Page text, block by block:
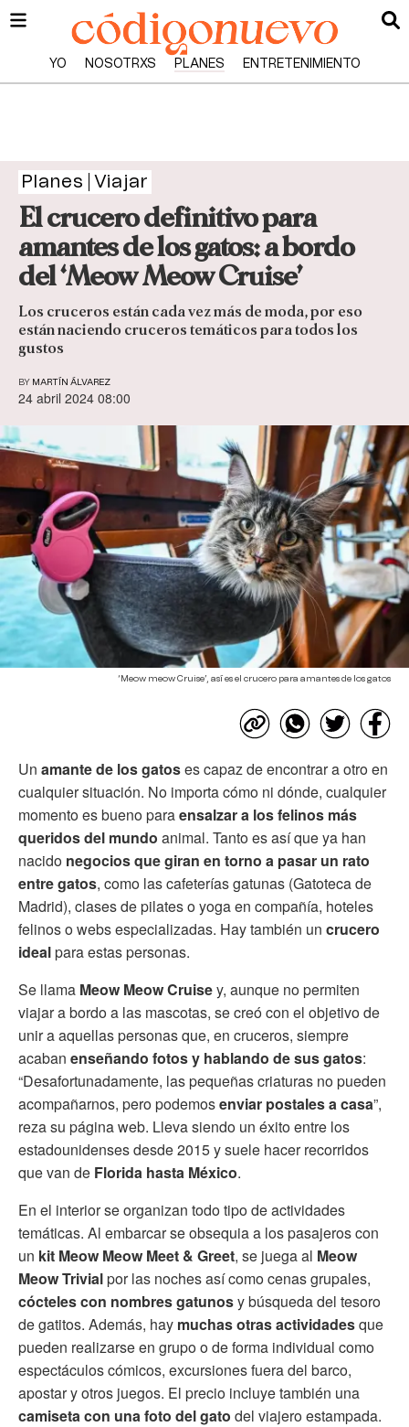
YO NOSOTRXS PLANES ENTRETENIMIENTO
Planes Viajar
El crucero definitivo para
amantes de los gatos: a bordo
del ‘Meow Meow Cruise’
Los cruceros están cada vez más de moda, por eso
están naciendo cruceros temáticos para todos los
gustos
BY MARTÍN ÁLVAREZ
24 abril 2024 08:00
‘Meow meow Cruise’, así es el crucero para amantes de los gatos
Un amante de los gatoses capaz de encontrar a otro en
cualquier situación. No importa cómo ni dónde, cualquier
momento es bueno paraensalzar a los felinos más
queridos del mundo animal. Tanto es así que ya han
nacido negocios que giran en torno a pasar un rato
entre gatos, como las cafeterías gatunas (Gatoteca de
Madrid), clases de pilates o yoga en compañía, hoteles
felinos o webs especializadas. Hay también un crucero
idealpara estas personas.
Se llama Meow Meow Cruisey, aunque no permiten
viajar a bordo a las mascotas, se creó con el objetivo de
unir a aquellas personas que, en cruceros, siempre
acaban enseñando fotos y hablando de sus gatos:
“Desafortunadamente, las pequeñas criaturas no pueden
acompañarnos, pero podemosenviar postales a casa”,
reza su página web. Lleva siendo un éxito entre los
estadounidenses desde 2015 y suele hacer recorridos
que van de Florida hasta México.
En el interior se organizan todo tipo de actividades
temáticas. Al embarcar se obsequia a los pasajeros con
un kit Meow Meow Meet & Greet, se juega al Meow
Meow Trivialpor las noches así como cenas grupales,
cócteles con nombres gatunosy búsqueda del tesoro
de gatitos. Además, hay muchas otras actividadesque
pueden realizarse en grupo o de forma individual como
espectáculos cómicos, excursiones fuera del barco,
apostar y otros juegos. El precio incluye también una
camiseta con una foto del gato del viajero estampada.